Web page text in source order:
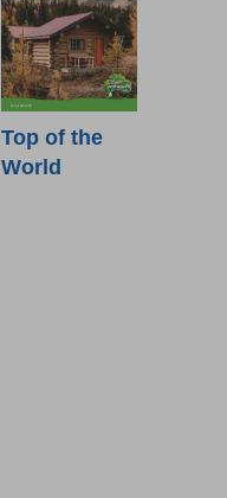
Top of the
World